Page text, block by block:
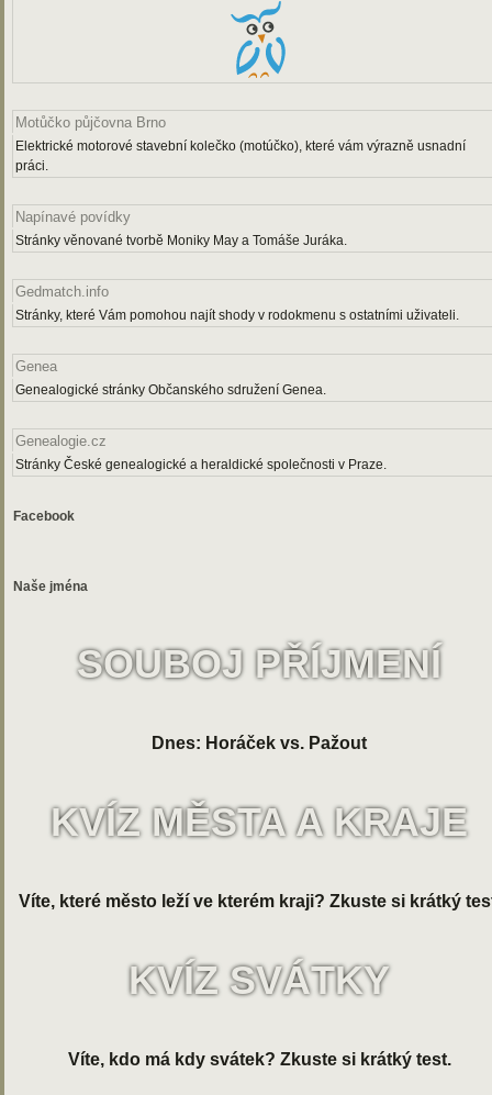
Motůčko půjčovna Brno
Elektrické motorové stavební kolečko (motúčko), které vám výrazně usnadní
práci.
Napínavé povídky
Stránky věnované tvorbě Moniky May a Tomáše Juráka.
Gedmatch.info
Stránky, které Vám pomohou najít shody v rodokmenu s ostatními uživateli.
Genea
Genealogické stránky Občanského sdružení Genea.
Genealogie.cz
Stránky České genealogické a heraldické společnosti v Praze.
Facebook
Naše jména
SOUBOJ PŘÍJMENÍ
Dnes: Horáček vs. Pažout
KVÍZ MĚSTA A KRAJE
Víte, které město leží ve kterém kraji? Zkuste si krátký
KVÍZ SVÁTKY
Víte, kdo má kdy svátek? Zkuste si krátký test.